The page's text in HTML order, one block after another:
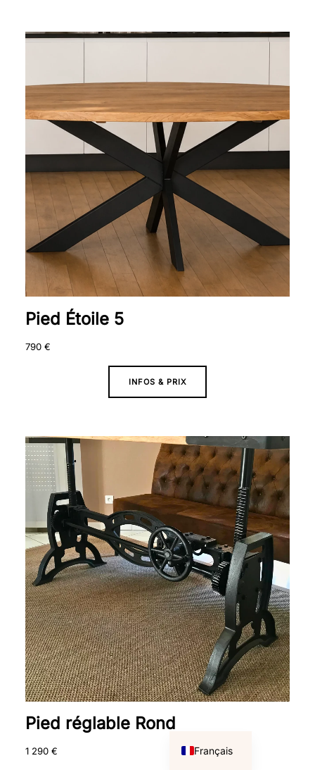
Pied Étoile 5
790 €
INFOS & PRIX
Pied réglable Rond
1 290 € Français